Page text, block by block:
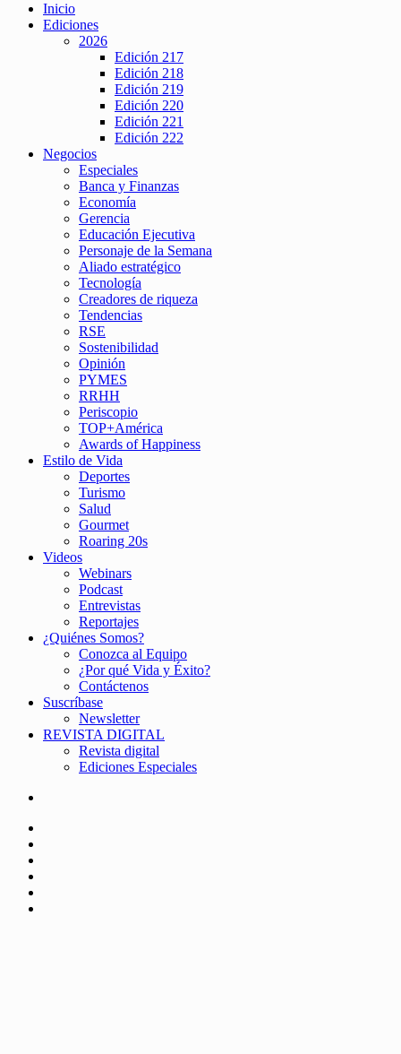
Inicio
Ediciones
2026
Edición 217
Edición 218
Edición 219
Edición 220
Edición 221
Edición 222
Negocios
Especiales
Banca y Finanzas
Economía
Gerencia
Educación Ejecutiva
Personaje de la Semana
Aliado estratégico
Tecnología
Creadores de riqueza
Tendencias
RSE
Sostenibilidad
Opinión
PYMES
RRHH
Periscopio
TOP+América
Awards of Happiness
Estilo de Vida
Deportes
Turismo
Salud
Gourmet
Roaring 20s
Videos
Webinars
Podcast
Entrevistas
Reportajes
¿Quiénes Somos?
Conozca al Equipo
¿Por qué Vida y Éxito?
Contáctenos
Suscríbase
Newsletter
REVISTA DIGITAL
Revista digital
Ediciones Especiales